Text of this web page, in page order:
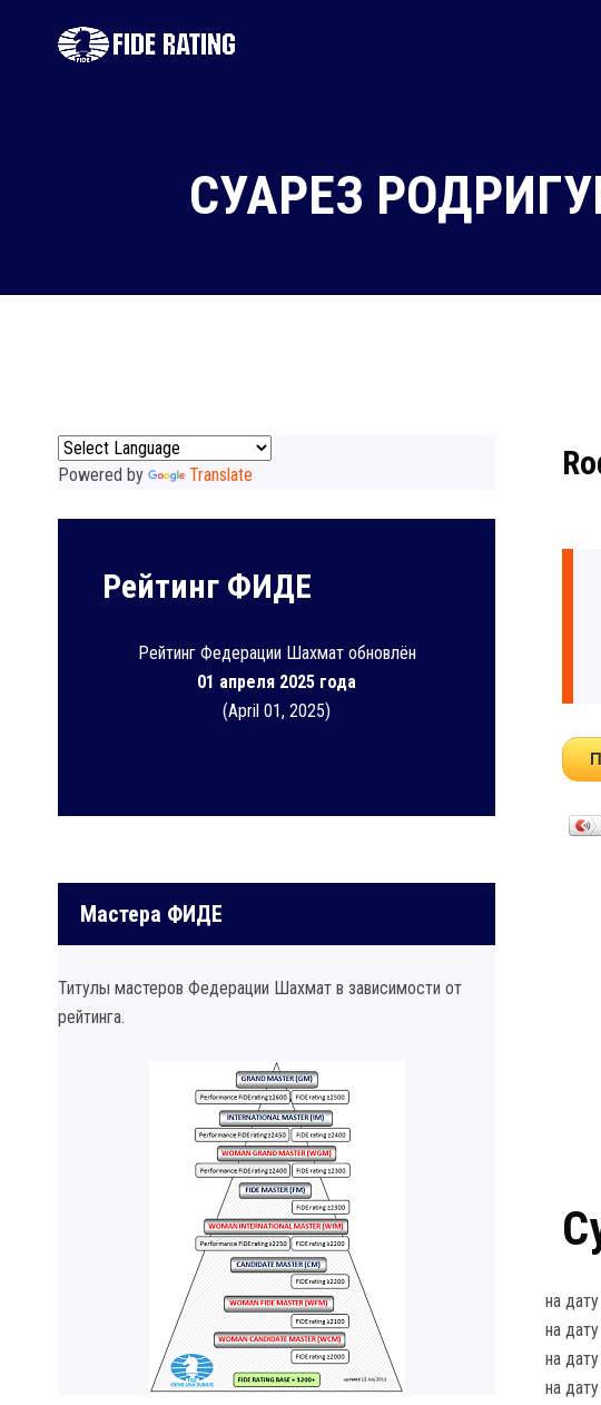
СУАРЕЗ
Powered by Translate
Рейтинг ФИДЕ
Рейтинг Федерации Шахмат обновлён
01 апреля 2025 года
(April 01, 2025)
Мастера ФИДЕ
Титулы мастеров Федерации Шахмат в зависимости от
рейтинга.
на
на
на
на